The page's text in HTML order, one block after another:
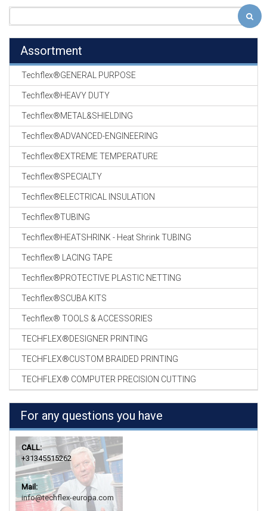
Assortment
Techflex®GENERAL PURPOSE
Techflex®HEAVY DUTY
Techflex®METAL&SHIELDING
Techflex®ADVANCED-ENGINEERING
Techflex®EXTREME TEMPERATURE
Techflex®SPECIALTY
Techflex®ELECTRICAL INSULATION
Techflex®TUBING
Techflex®HEATSHRINK - Heat Shrink TUBING
Techflex® LACING TAPE
Techflex®PROTECTIVE PLASTIC NETTING
Techflex®SCUBA KITS
Techflex® TOOLS & ACCESSORIES
TECHFLEX®DESIGNER PRINTING
TECHFLEX®CUSTOM BRAIDED PRINTING
TECHFLEX® COMPUTER PRECISION CUTTING
For any questions you have
CALL:
+31345515262
Mail:
info@techflex-europa.com